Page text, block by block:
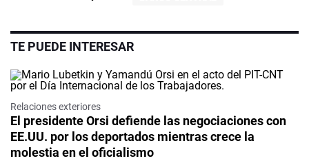
TE PUEDE INTERESAR
Relaciones exteriores
El presidente Orsi defiende las negociaciones con
EE.UU. por los deportados mientras crece la
molestia en el oficialismo